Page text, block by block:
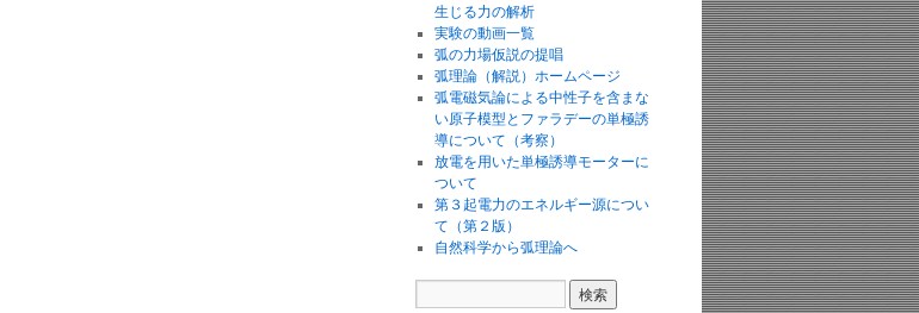
生じる力の解析
実験の動画一覧
弧の力場仮説の提唱
弧理論（解説）ホームページ
弧電磁気論による中性子を含まな
い原子模型とファラデーの単極誘
導について（考察）
放電を用いた単極誘導モーターに
ついて
第３起電力のエネルギー源につい
て（第２版）
自然科学から弧理論へ